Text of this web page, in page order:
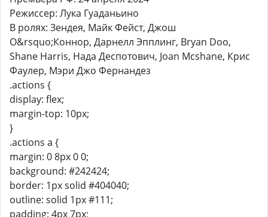
Режиссер: Лука Гуаданьино
В ролях: Зендея, Майк Фейст, Джош
О&rsquo;Коннор, Дарнелл Эпплинг, Bryan Doo,
Shane Harris, Нада Деспотович, Joan Mcshane, Крис
Фаулер, Мэри Джо Фернандез
.actions {
display: flex;
margin-top: 10px;
}
.actions a {
margin: 0 8px 0 0;
background: #242424;
border: 1px solid #404040;
outline: solid 1px #111;
padding: 4px 7px;